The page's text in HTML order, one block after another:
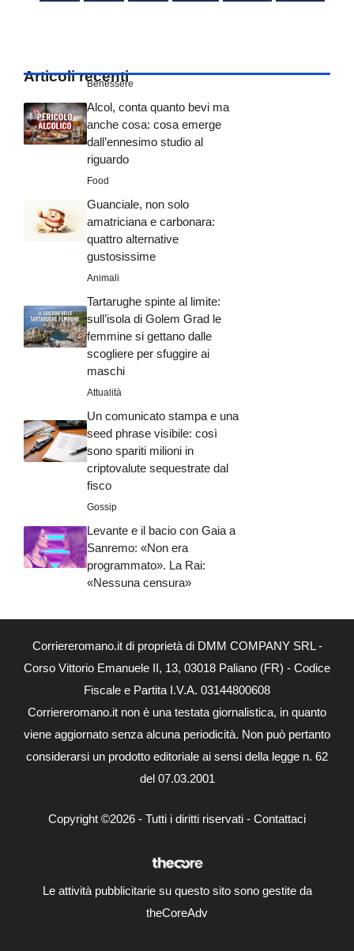
Articoli recenti
Benessere
Alcol, conta quanto bevi ma
anche cosa: cosa emerge
dall’ennesimo studio al
riguardo
Food
Guanciale, non solo
amatriciana e carbonara:
quattro alternative
gustosissime
Animali
Tartarughe spinte al limite:
sull’isola di Golem Grad le
femmine si gettano dalle
scogliere per sfuggire ai
maschi
Attualità
Un comunicato stampa e una
seed phrase visibile: così
sono spariti milioni in
criptovalute sequestrate dal
fisco
Gossip
Levante e il bacio con Gaia a
Sanremo: «Non era
programmato». La Rai:
«Nessuna censura»
Corriereromano.it di proprietà di DMM COMPANY SRL -
Corso Vittorio Emanuele II, 13, 03018 Paliano (FR) - Codice
Fiscale e Partita I.V.A. 03144800608
Corriereromano.it non è una testata giornalistica, in quanto
viene aggiornato senza alcuna periodicità. Non può pertanto
considerarsi un prodotto editoriale ai sensi della legge n. 62
del 07.03.2001
Copyright ©2026 - Tutti i diritti riservati - Contattaci
Le attività pubblicitarie su questo sito sono gestite da
theCoreAdv